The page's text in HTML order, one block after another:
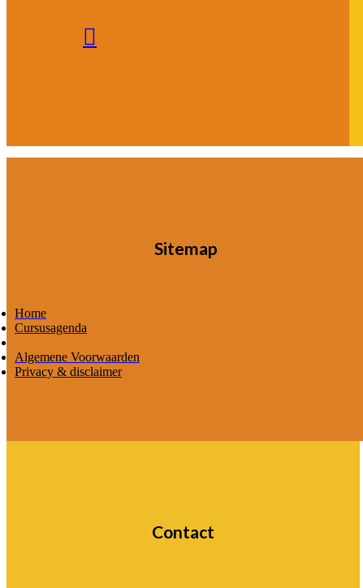
Linkedin
Sitemap
Home
Cursusagenda
Algemene Voorwaarden
Privacy & disclaimer
Contact